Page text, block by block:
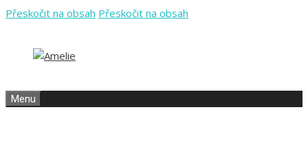
Přeskočit na obsah Přeskočit na obsah
Menu